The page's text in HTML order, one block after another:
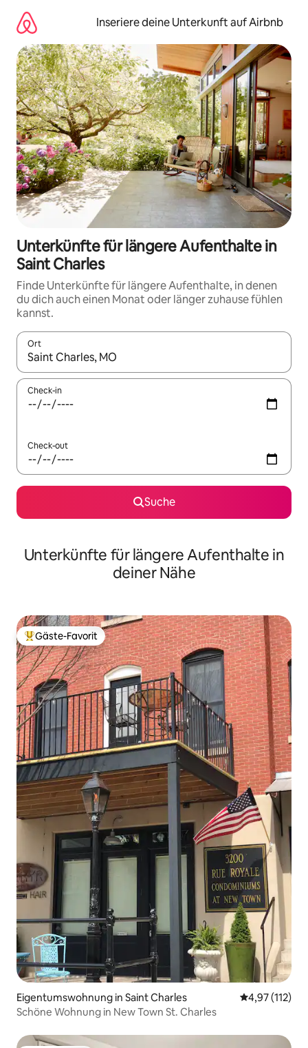
Inhalten
springen
Inseriere deine Unterkunft auf Airbnb
Unterkünfte für längere Aufenthalte in
Saint Charles
Finde Unterkünfte für längere Aufenthalte, in denen
du dich auch einen Monat oder länger zuhause fühlen
kannst.
Ort
Wenn Ergebnisse verfügbar sind, navigiere mit den
Check-in
Check-out
Suche
Unterkünfte für längere Aufenthalte in
deiner Nähe
Beliebter Gäste-Favorit.
Gäste-Favorit
Eigentumswohnung in Saint Charles
4,97 (112)
Schöne Wohnung in New Town St. Charles